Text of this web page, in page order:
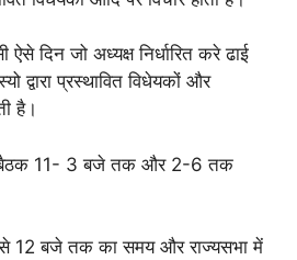
ऐसे दिन जो अध्यक्ष निर्धारित करे ढाई
द्वारा प्रस्थावित विधेयकों और
है।
बैठक 11- 3 बजे तक और 2-6 तक
12 बजे तक का समय और राज्यसभा में